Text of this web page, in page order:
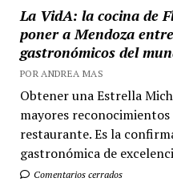
La VidA: la cocina de
poner a Mendoza
gastronómicos del
POR ANDREA MAS
Obtener una Estrella
mayores
restaurante. Es la
gastronómica de
Comentarios cerrados